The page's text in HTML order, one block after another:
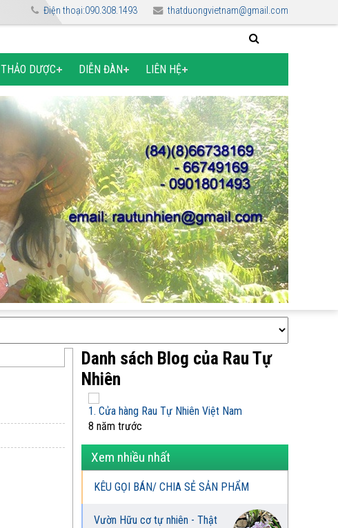
Điện thoại:090.308.1493 thatduongvietnam@gmail.com
THẢO DƯỢC DIỄN ĐÀN LIÊN HỆ
Danh sách Blog của Rau Tự
Nhiên
1. Cửa hàng Rau Tự Nhiên Việt Nam
8 năm trước
Xem nhiều nhất
KÊU GỌI BÁN/ CHIA SẺ SẢN PHẨM
Vườn Hữu cơ tự nhiên - Thật